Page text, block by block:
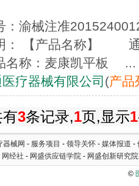
：渝械注准
： 【产品名称】 通
称：麦康凯平板 ...
疗器械有限公司 (产品
3条记录,1页,显示1
器械网 - 服务项目 - 领导关怀 - 媒体报道 -
网经社 - 网盛供应链学院 - 网盛创新研究院
©